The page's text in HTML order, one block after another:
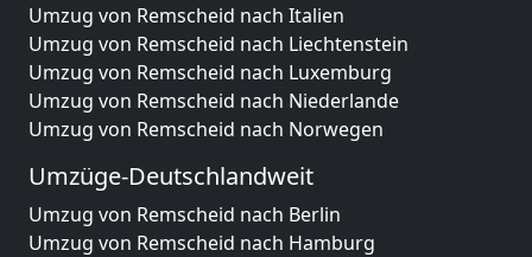
Umzug von Remscheid nach Italien
Umzug von Remscheid nach Liechtenstein
Umzug von Remscheid nach Luxemburg
Umzug von Remscheid nach Niederlande
Umzug von Remscheid nach Norwegen
Umzüge-Deutschlandweit
Umzug von Remscheid nach Berlin
Umzug von Remscheid nach Hamburg